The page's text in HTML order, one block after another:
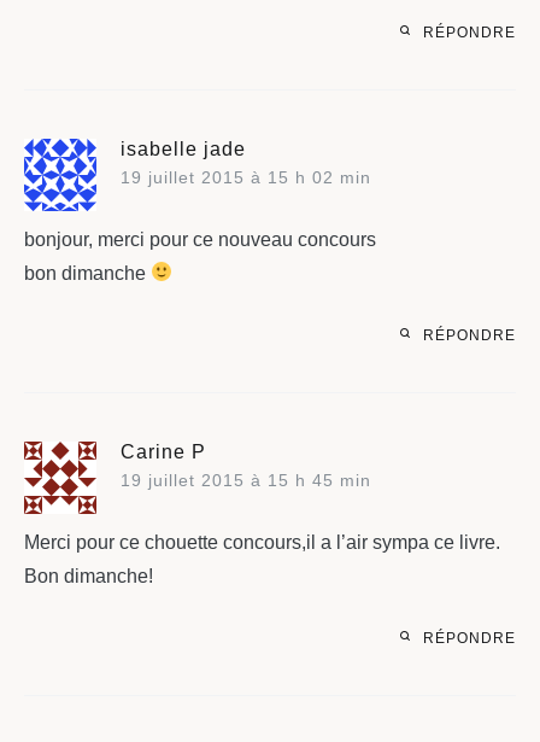
RÉPONDRE
isabelle jade
19 juillet 2015 à 15 h 02 min
bonjour, merci pour ce nouveau concours
bon dimanche
RÉPONDRE
Carine P
19 juillet 2015 à 15 h 45 min
Merci pour ce chouette concours,il a l’air sympa ce livre.
Bon dimanche!
RÉPONDRE